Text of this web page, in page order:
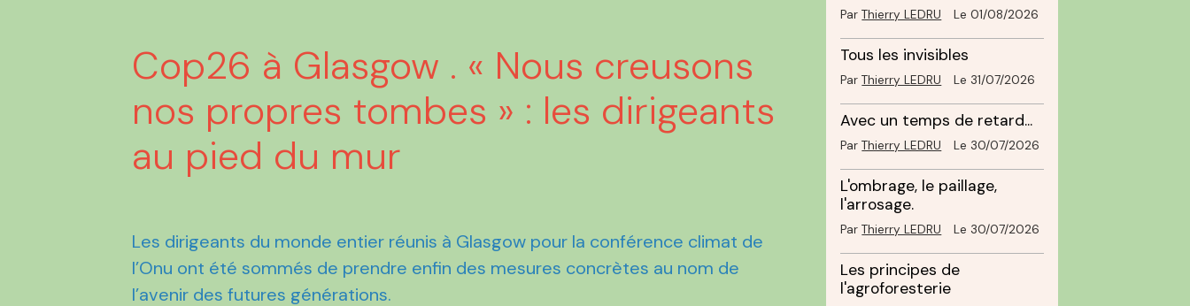
Cop26 à Glasgow . « Nous creusons
nos propres tombes » : les dirigeants
au pied du mur
Les dirigeants du monde entier réunis à Glasgow pour la conférence climat de
l’Onu ont été sommés de prendre enfin des mesures concrètes au nom de
l’avenir des futures générations.
ParThierry LEDRU Le 01/08/2026
Tous les invisibles
ParThierry LEDRU Le 31/07/2026
Avec un temps de retard...
ParThierry LEDRU Le 30/07/2026
L'ombrage, le paillage,
l'arrosage.
ParThierry LEDRU Le 30/07/2026
Les principes de
l'agroforesterie